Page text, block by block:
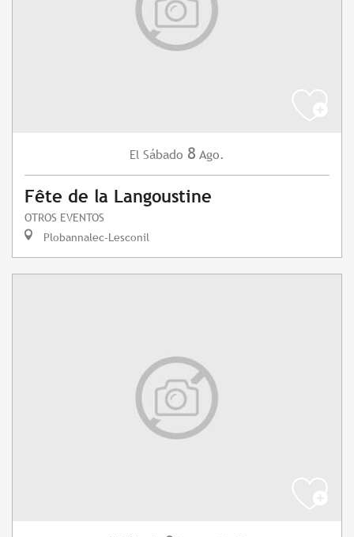
El Sábado 8 Ago.
Fête de la Langoustine
OTROS EVENTOS
Plobannalec-Lesconil